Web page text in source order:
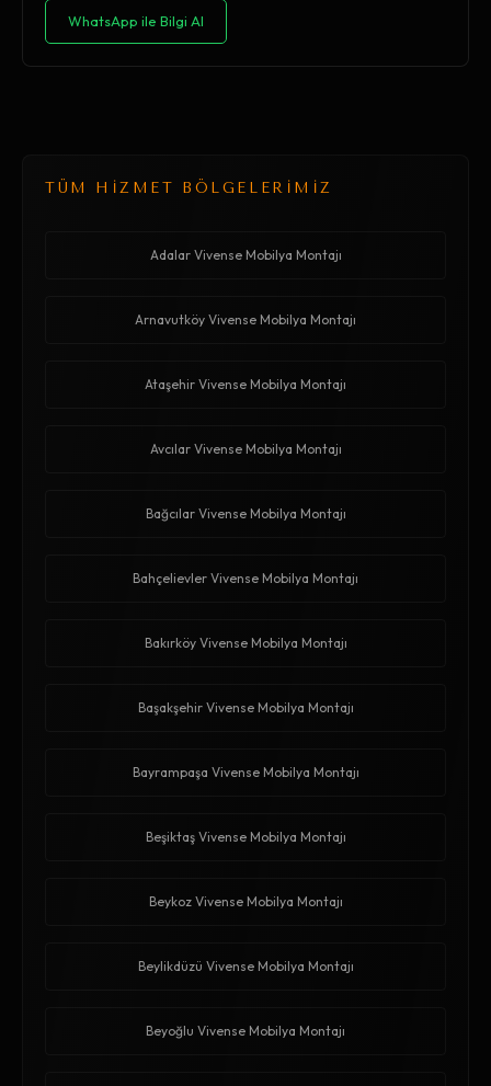
WhatsApp ile Bilgi Al
TÜM HİZMET BÖLGELERİMİZ
Adalar Vivense Mobilya Montajı
Arnavutköy Vivense Mobilya Montajı
Ataşehir Vivense Mobilya Montajı
Avcılar Vivense Mobilya Montajı
Bağcılar Vivense Mobilya Montajı
Bahçelievler Vivense Mobilya Montajı
Bakırköy Vivense Mobilya Montajı
Başakşehir Vivense Mobilya Montajı
Bayrampaşa Vivense Mobilya Montajı
Beşiktaş Vivense Mobilya Montajı
Beykoz Vivense Mobilya Montajı
Beylikdüzü Vivense Mobilya Montajı
Beyoğlu Vivense Mobilya Montajı